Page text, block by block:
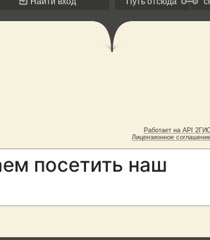
посетить наш